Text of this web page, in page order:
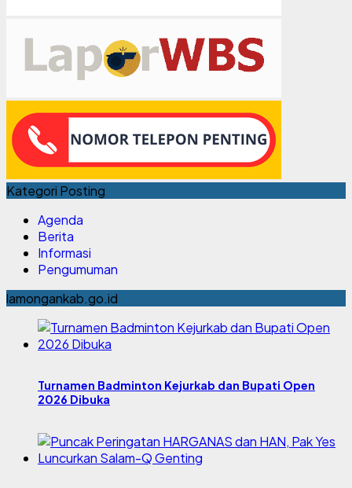
Kategori Posting
Agenda
Berita
Informasi
Pengumuman
lamongankab.go.id
Turnamen Badminton Kejurkab dan Bupati Open
2026 Dibuka